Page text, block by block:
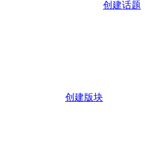
创建话题
创建版块